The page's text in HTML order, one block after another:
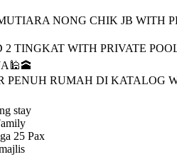
NONG CHIK JB WITH
TINGKAT WITH PRIVATE
RUMAH DI KATALOG
stay
25 Pax